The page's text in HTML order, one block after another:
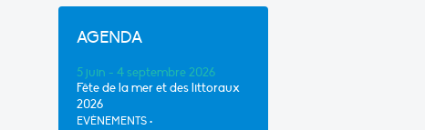
AGENDA
5 juin - 4 septembre 2026
Fête de la mer et des littoraux
2026
EVÈNEMENTS •